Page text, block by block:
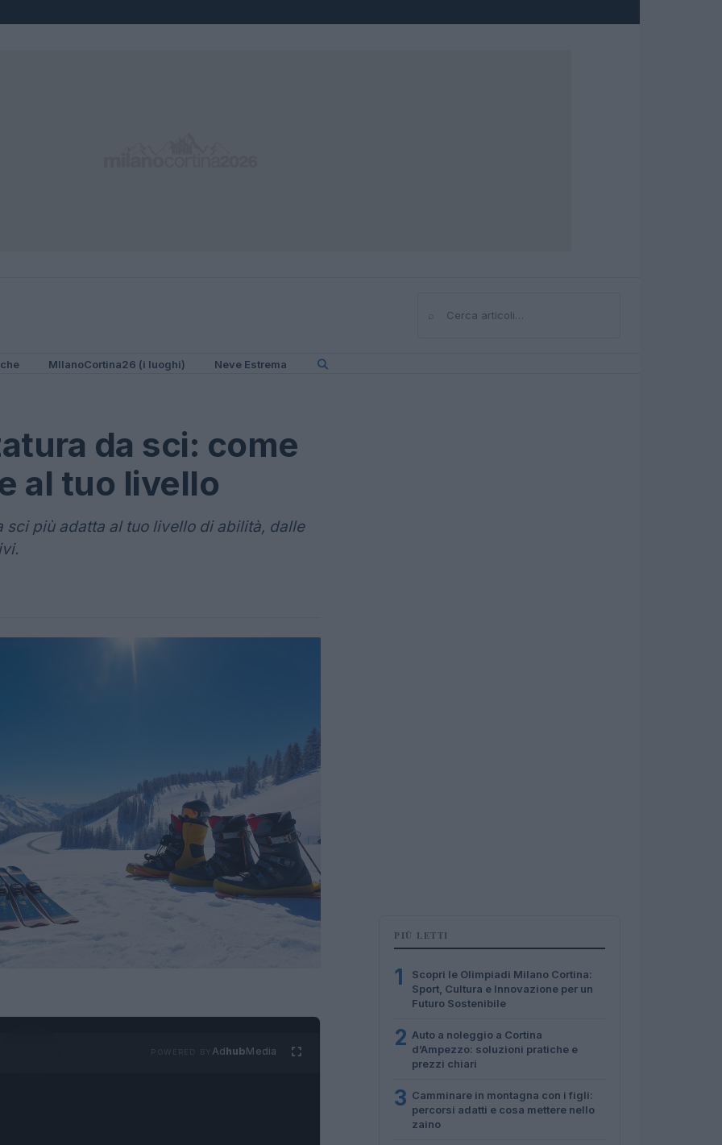
⌕Cerca
MIlanoCortina26 (i luoghi) Neve Estrema
da sci: come
al tuo livello
più adatta al tuo livello di abilità, dalle
AdhubMedia
PIÙ LETTI
1
Scopri le Olimpiadi Milano Cortina:
Sport, Cultura e Innovazione per un
Futuro Sostenibile
2 Auto a noleggio a Cortina
d’Ampezzo: soluzioni pratiche e
prezzi chiari
3 Camminare in montagna con i figli:
percorsi adatti e cosa mettere nello
zaino